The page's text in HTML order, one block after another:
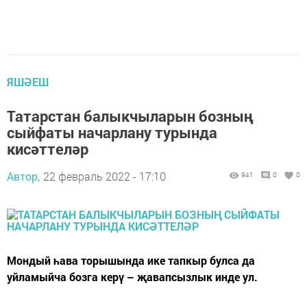
ЯШӘЕШ
Татарстан балыкчыларын бозның
сыйфаты начарлану турында
кисәттеләр
Автор, 22 февраль 2022 - 17:10 941 0 0
Мондый һава торышында ике тапкыр булса да
уйламыйча бозга керү – җавапсызлык инде ул.